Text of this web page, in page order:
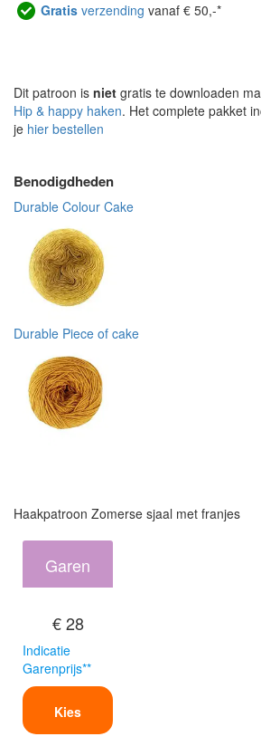
Gratis verzending vanaf € 50,-*
Dit patroon is niet gratis te downloaden
Hip & happy haken. Het complete pakket
je hier bestellen
Benodigdheden
Durable Colour Cake
Durable Piece of cake
Haakpatroon Zomerse sjaal met franjes
Garen
€ 28
Indicatie
Garenprijs**
Kies